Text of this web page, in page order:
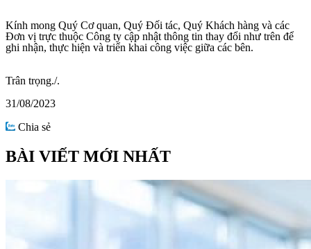
Kính mong Quý Cơ quan, Quý Đối tác, Quý Khách hàng và các
Đơn vị trực thuộc Công ty cập nhật thông tin thay đổi như trên để
ghi nhận, thực hiện và triển khai công việc giữa các bên.
Trân trọng./.
31/08/2023
Chia sẻ
BÀI VIẾT MỚI NHẤT